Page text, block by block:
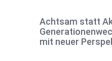
Achtsam statt
mit neuer